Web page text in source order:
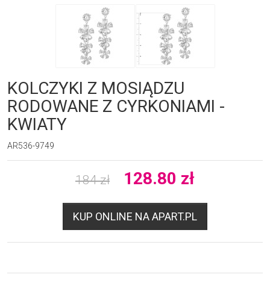
KOLCZYKI Z MOSIĄDZU
RODOWANE Z CYRKONIAMI -
KWIATY
AR536-9749
184 zł 128.80 zł
KUP ONLINE NA APART.PL